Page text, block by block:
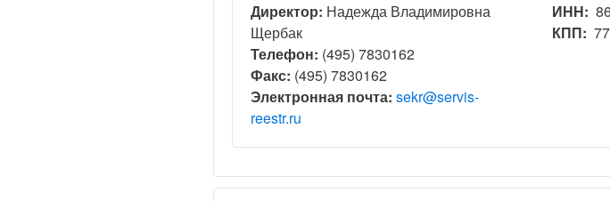
Директор: Надежда Владимировна
Щербак
Телефон: (495) 7830162
Факс: (495) 7830162
Электронная почта: sekr@servis-
reestr.ru
ИНН:
КПП: